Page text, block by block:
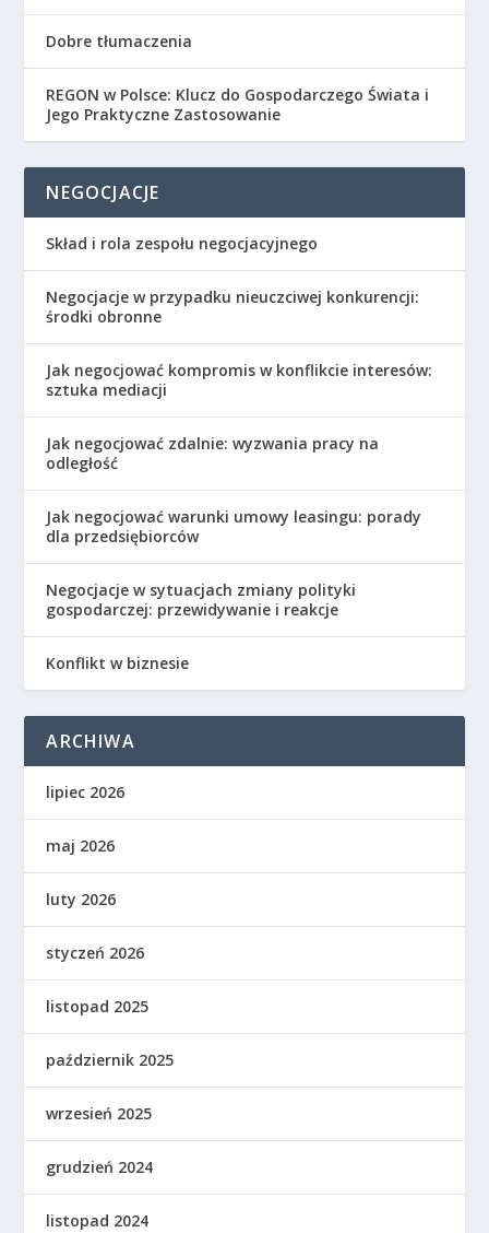
Dobre tłumaczenia
REGON w Polsce: Klucz do Gospodarczego Świata i
Jego Praktyczne Zastosowanie
NEGOCJACJE
Skład i rola zespołu negocjacyjnego
Negocjacje w przypadku nieuczciwej konkurencji:
środki obronne
Jak negocjować kompromis w konflikcie interesów:
sztuka mediacji
Jak negocjować zdalnie: wyzwania pracy na
odległość
Jak negocjować warunki umowy leasingu: porady
dla przedsiębiorców
Negocjacje w sytuacjach zmiany polityki
gospodarczej: przewidywanie i reakcje
Konflikt w biznesie
ARCHIWA
lipiec 2026
maj 2026
luty 2026
styczeń 2026
listopad 2025
październik 2025
wrzesień 2025
grudzień 2024
listopad 2024